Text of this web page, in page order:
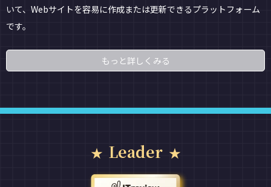
いて、Webサイトを容易に作成または更新できるプラットフォーム
です。
もっと詳しくみる
Leader